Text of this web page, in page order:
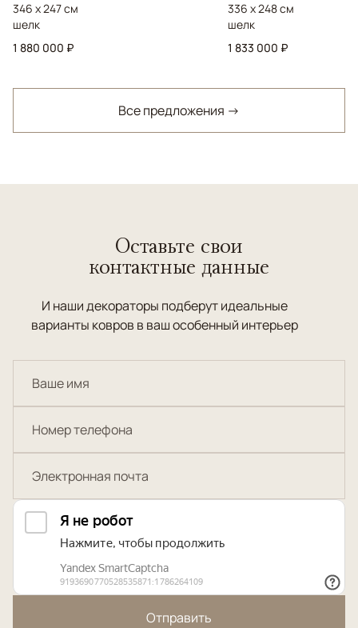
346 x 247 см
шелк
1 880 000 ₽
336 x 248 см
шелк
1 833 000 ₽
Все предложения →
Оставьте свои
контактные данные
И наши декораторы подберут идеальные
варианты ковров в ваш особенный интерьер
Отправить